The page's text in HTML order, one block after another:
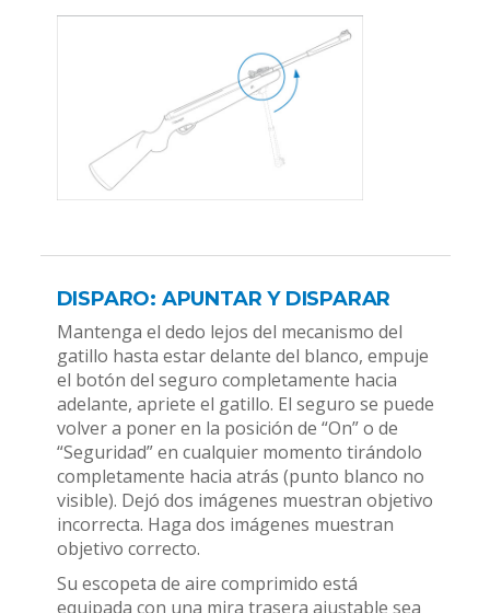
DISPARO: APUNTAR Y DISPARAR
Mantenga el dedo lejos del mecanismo del
gatillo hasta estar delante del blanco, empuje
el botón del seguro completamente hacia
adelante, apriete el gatillo. El seguro se puede
volver a poner en la posición de “On” o de
“Seguridad” en cualquier momento tirándolo
completamente hacia atrás (punto blanco no
visible). Dejó dos imágenes muestran objetivo
incorrecta. Haga dos imágenes muestran
objetivo correcto.
Su escopeta de aire comprimido está
equipada con una mira trasera ajustable sea